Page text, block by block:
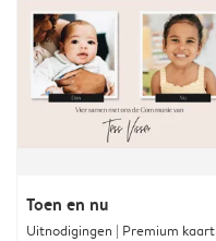
Toen en nu
Uitnodigingen | Premium kaart